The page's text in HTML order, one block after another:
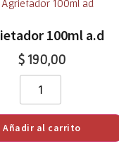
100ml a.d
$190,00
Añadir al carrito